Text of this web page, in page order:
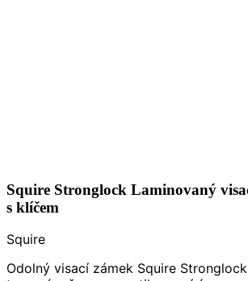
Squire Stronglock Laminovaný
s klíčem
Squire
Odolný visací zámek Squire